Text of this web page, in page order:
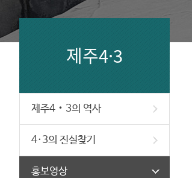
제주4·3
제주4‧3의 역사
4·3의 진실찾기
홍보영상